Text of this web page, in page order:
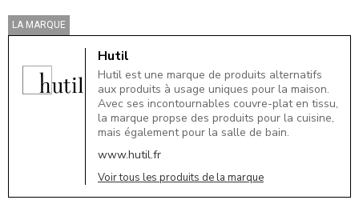
LA MARQUE
Hutil
Hutil est une marque de produits alternatifs
aux produits à usage uniques pour la maison.
Avec ses incontournables couvre-plat en tissu,
la marque propse des produits pour la cuisine,
mais également pour la salle de bain.
www.hutil.fr
Voir tous les produits de la marque